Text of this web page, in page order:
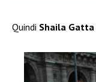
Quindi Shaila Gatta